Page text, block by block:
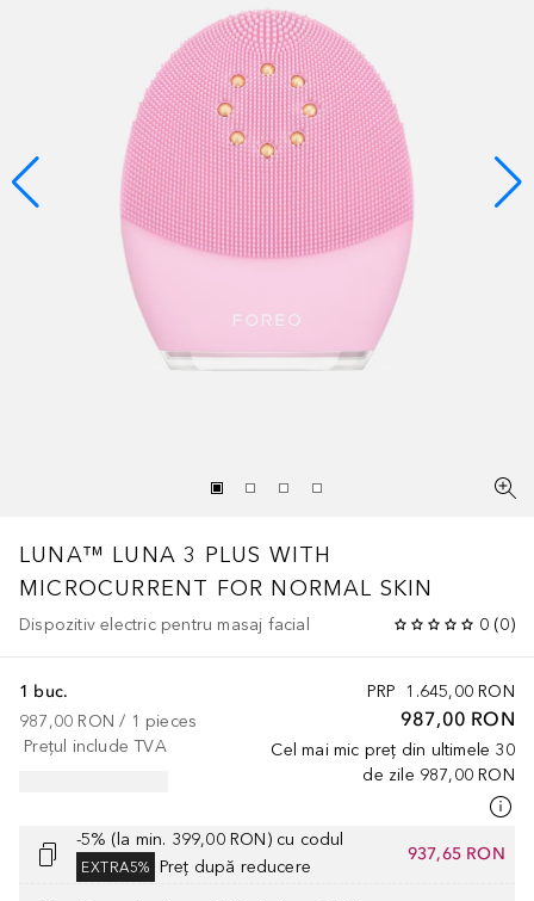
LUNA™ LUNA 3 PLUS WITH
MICROCURRENT FOR NORMAL SKIN
Dispozitiv electric pentru masaj facial 0 (0)
PRP 1.645,00 RON
987,00 RON
Cel mai mic preț din ultimele 30
de zile 987,00 RON
1 buc.
987,00 RON / 1 pieces
Prețul include TVA
-5% (la min. 399,00 RON) cu codul
EXTRA5% Preț după reducere
937,65 RON